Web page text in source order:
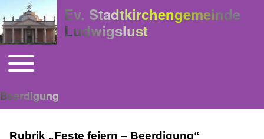
Ev. Stadtkirchengemeinde
Ludwigslust
Hauptnavigation
Toggle main menu
Beerdigung
Rubrik „Feste feiern – Beerdigung“